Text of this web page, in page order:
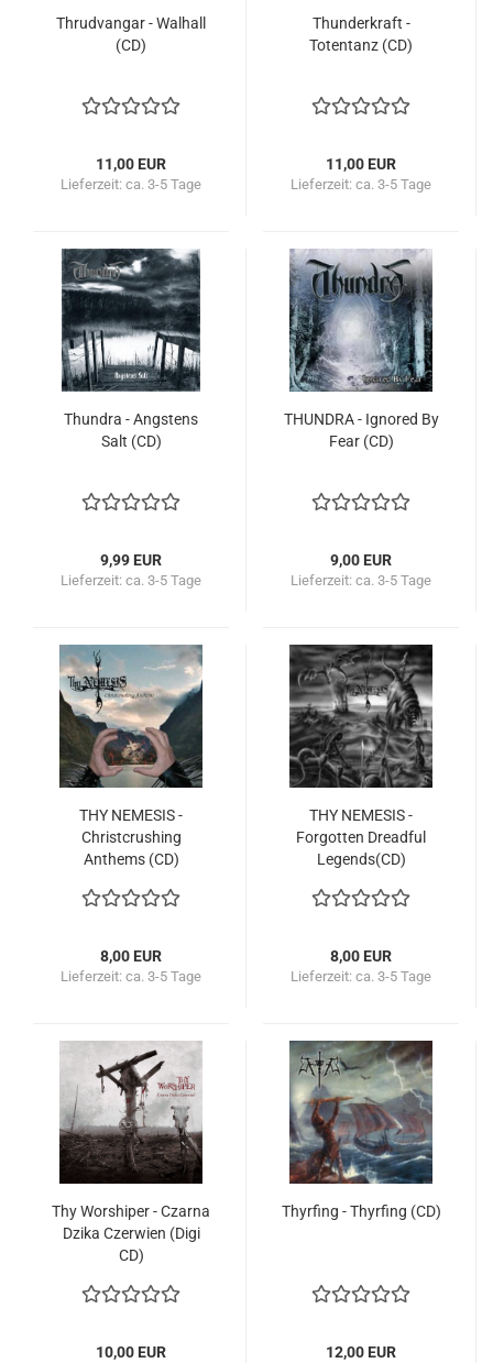
Thrudvangar - Walhall
(CD)
11,00 EUR
Lieferzeit: ca. 3-5 Tage
Thunderkraft -
Totentanz (CD)
11,00 EUR
Lieferzeit: ca. 3-5 Tage
Thundra - Angstens
Salt (CD)
9,99 EUR
Lieferzeit: ca. 3-5 Tage
THUNDRA - Ignored By
Fear (CD)
9,00 EUR
Lieferzeit: ca. 3-5 Tage
THY NEMESIS -
Christcrushing
Anthems (CD)
8,00 EUR
Lieferzeit: ca. 3-5 Tage
THY NEMESIS -
Forgotten Dreadful
Legends(CD)
8,00 EUR
Lieferzeit: ca. 3-5 Tage
Thy Worshiper - Czarna
Dzika Czerwien (Digi
CD)
10,00 EUR
Thyrfing - Thyrfing (CD)
12,00 EUR